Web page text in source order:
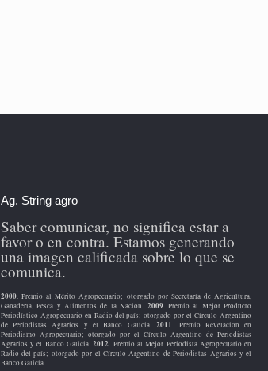
Ag. String agro
Saber comunicar, no significa estar a
favor o en contra. Estamos generando
una imagen calificada sobre lo que se
comunica.
2000. Premio al Mérito Agropecuario; otorgado por Secretaría de Agricultura,
Ganadería, Pesca y Alimentos de la Nación. 2009. Premio al Mejor Producto
Periodístico Agropecuario en Radio del país; otorgado por el Círculo Argentino
de Periodistas Agrarios y el Banco Galicia.2011. Premio Revelación en
Periodismo Agropecuario; otorgado por el Círculo Argentino de Periodistas
Agrarios y el Banco Galicia.2012. Premio al Mejor Periodista Agropecuario en
Radio del país; otorgado por el Círculo Argentino de Periodistas Agrarios y el
Banco Galicia.